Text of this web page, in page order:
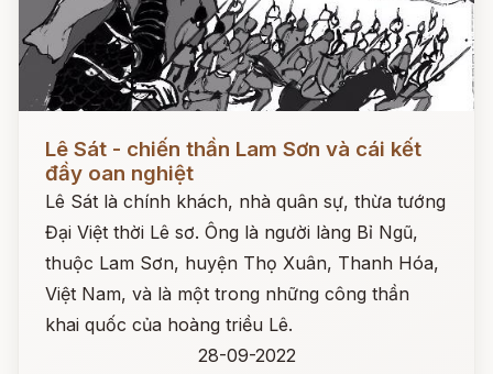
Lê Sát - chiến thần Lam Sơn và cái kết
đầy oan nghiệt
Lê Sát là chính khách, nhà quân sự, thừa tướng
Đại Việt thời Lê sơ. Ông là người làng Bỉ Ngũ,
thuộc Lam Sơn, huyện Thọ Xuân, Thanh Hóa,
Việt Nam, và là một trong những công thần
khai quốc của hoàng triều Lê.
28-09-2022